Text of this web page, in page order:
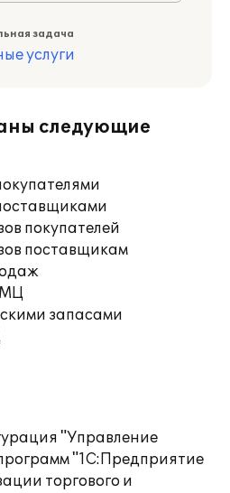
задача
услуги
следующие
покупателей
поставщикам
запасами
"Управление
"1С:Предприятие
торгового и